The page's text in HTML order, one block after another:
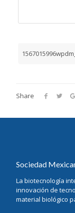
Share
Sociedad
La biotecnología
innovación de
material biológico